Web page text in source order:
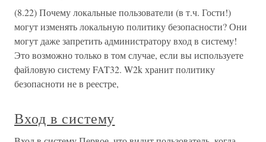
(8.22) Почему локальные пользователи (в т.ч. Гости!)
могут изменять локальную политику безопасности? Они
могут даже запретить администратору вход в систему!
Это возможно только в том случае, если вы используете
файловую систему FAT32. W2k хранит политику
безопасноти не в реестре,
Вход в систему